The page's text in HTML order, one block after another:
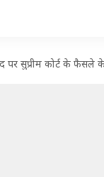
पर सुप्रीम कोर्ट के फैसले